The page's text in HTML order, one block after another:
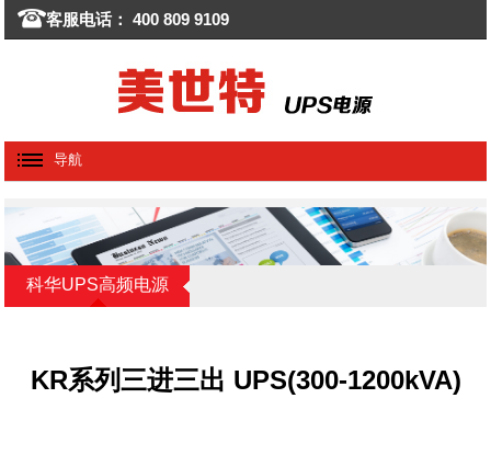
客服电话： 400 809 9109
导航
科华UPS高频电源
KR系列三进三出 UPS(300-1200kVA)